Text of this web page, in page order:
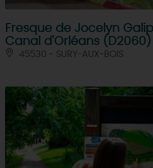
Fresque de Jocelyn
Canal d'Orléans (D2060)
45530 - SURY-AUX-BOIS